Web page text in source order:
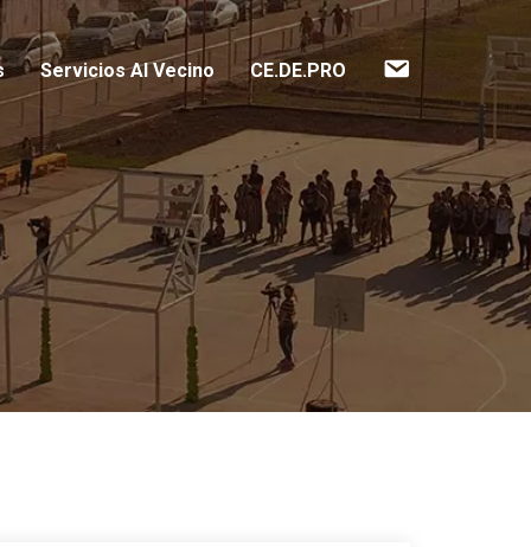
Servicios Al Vecino CE.DE.PRO Contacto